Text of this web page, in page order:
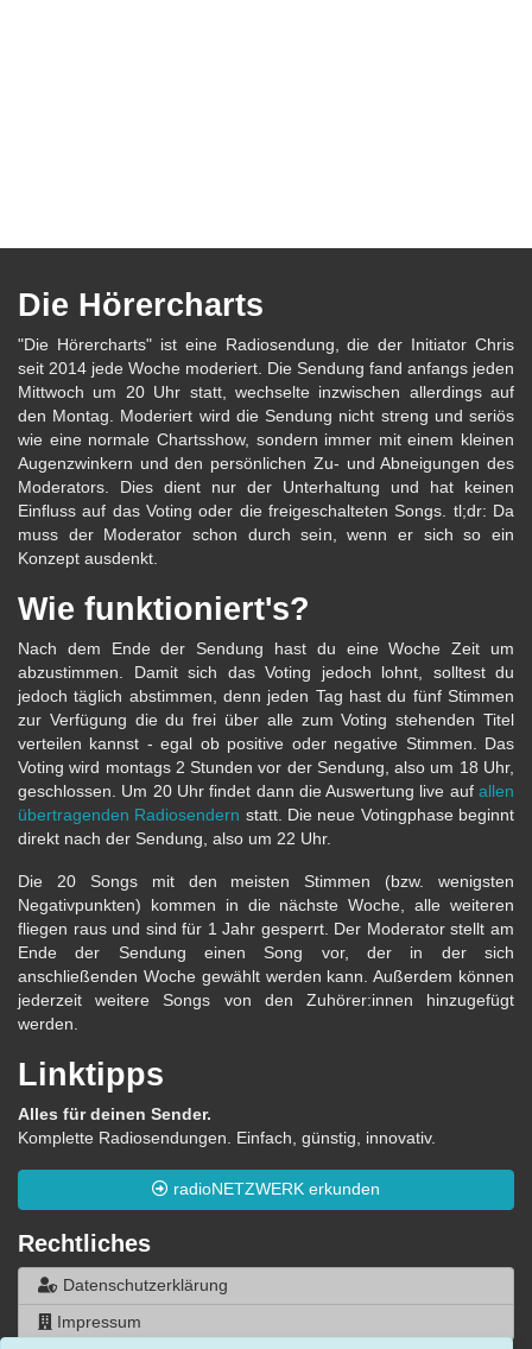
Die Hörercharts
"Die Hörercharts" ist eine Radiosendung, die der Initiator Chris
seit 2014 jede Woche moderiert. Die Sendung fand anfangs jeden
Mittwoch um 20 Uhr statt, wechselte inzwischen allerdings auf
den Montag. Moderiert wird die Sendung nicht streng und seriös
wie eine normale Chartsshow, sondern immer mit einem kleinen
Augenzwinkern und den persönlichen Zu- und Abneigungen des
Moderators. Dies dient nur der Unterhaltung und hat keinen
Einfluss auf das Voting oder die freigeschalteten Songs. tl;dr: Da
muss der Moderator schon durch sein, wenn er sich so ein
Konzept ausdenkt.
Wie funktioniert's?
Nach dem Ende der Sendung hast du eine Woche Zeit um
abzustimmen. Damit sich das Voting jedoch lohnt, solltest du
jedoch täglich abstimmen, denn jeden Tag hast du fünf Stimmen
zur Verfügung die du frei über alle zum Voting stehenden Titel
verteilen kannst - egal ob positive oder negative Stimmen. Das
Voting wird montags 2 Stunden vor der Sendung, also um 18 Uhr,
geschlossen. Um 20 Uhr findet dann die Auswertung live auf allen
übertragenden Radiosendern statt. Die neue Votingphase beginnt
direkt nach der Sendung, also um 22 Uhr.
Die 20 Songs mit den meisten Stimmen (bzw. wenigsten
Negativpunkten) kommen in die nächste Woche, alle weiteren
fliegen raus und sind für 1 Jahr gesperrt. Der Moderator stellt am
Ende der Sendung einen Song vor, der in der sich
anschließenden Woche gewählt werden kann. Außerdem können
jederzeit weitere Songs von den Zuhörer:innen hinzugefügt
werden.
Linktipps
Alles für deinen Sender.
Komplette Radiosendungen. Einfach, günstig, innovativ.
radioNETZWERK erkunden
Rechtliches
Datenschutzerklärung
Impressum